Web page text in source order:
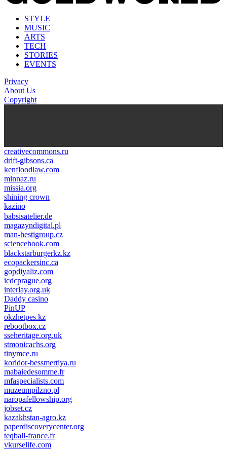
STYLE
MUSIC
ARTS
TECH
STORIES
EVENTS
Privacy
About Us
Copyright
creativecommons.ru
drift-gibsons.ca
kenfloodlaw.com
minnaz.ru
missia.org
shining crown
kazino
casino lemon
pinco giriş
babsisatelier.de
magazyndigital.pl
man-hestigroup.cz
sciencehook.com
олимп казино
blackstarburgerkz.kz
ecopackersinc.ca
gopdiyaliz.com
icdcprague.org
interlay.org.uk
Daddy casino
PinUP
okzhetpes.kz
rebootbox.cz
sseheritage.org.uk
stmonicachs.org
tinymce.ru
koridor-bessmertiya.ru
mabaiedesomme.fr
mfaspecialists.com
muzeumpilzno.pl
naropafellowship.org
jobset.cz
kazakhstan-agro.kz
paperdiscoverycenter.org
teqball-france.fr
vkurselife.com